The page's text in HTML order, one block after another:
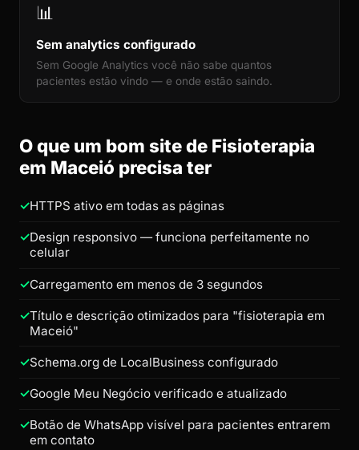
📊
Sem analytics configurado
Sem Google Analytics você não sabe quantos
pacientes estão vindo — e onde estão saindo.
O que um bom site de Fisioterapia
em Maceió precisa ter
HTTPS ativo em todas as páginas
Design responsivo — funciona perfeitamente no
celular
Carregamento em menos de 3 segundos
Título e descrição otimizados para "fisioterapia em
Maceió"
Schema.org de LocalBusiness configurado
Google Meu Negócio verificado e atualizado
Botão de WhatsApp visível para pacientes entrarem
em contato